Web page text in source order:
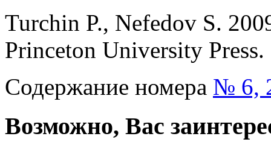
Turchin P., Nefedov S.
Princeton University Press.
Содержание номера № 6,
Возможно, Вас